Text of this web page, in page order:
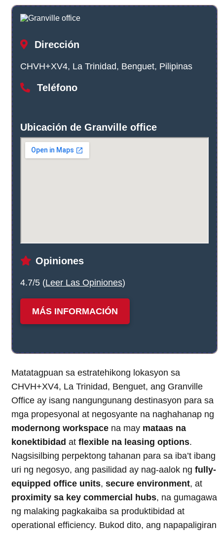
Dirección
CHVH+XV4, La Trinidad, Benguet, Pilipinas
Teléfono
Ubicación de Granville office
Opiniones
4.7/5 (Leer Las Opiniones)
MÁS INFORMACIÓN
Matatagpuan sa estratehikong lokasyon sa
CHVH+XV4, La Trinidad, Benguet, ang Granville
Office ay isang nangungunang destinasyon para sa
mga propesyonal at negosyante na naghahanap ng
modernong workspace na may mataas na
konektibidad at flexible na leasing options.
Nagsisilbing perpektong tahanan para sa iba’t ibang
uri ng negosyo, ang pasilidad ay nag-aalok ng fully-
equipped office units, secure environment, at
proximity sa key commercial hubs, na gumagawa
ng malaking pagkakaiba sa produktibidad at
operational efficiency. Bukod dito, ang napapaligiran